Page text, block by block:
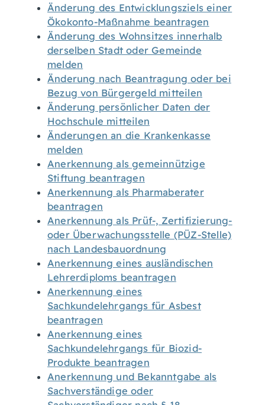
Änderung des Entwicklungsziels einer
Ökokonto-Maßnahme beantragen
Änderung des Wohnsitzes innerhalb
derselben Stadt oder Gemeinde
melden
Änderung nach Beantragung oder bei
Bezug von Bürgergeld mitteilen
Änderung persönlicher Daten der
Hochschule mitteilen
Änderungen an die Krankenkasse
melden
Anerkennung als gemeinnützige
Stiftung beantragen
Anerkennung als Pharmaberater
beantragen
Anerkennung als Prüf-, Zertifizierung-
oder Überwachungsstelle (PÜZ-Stelle)
nach Landesbauordnung
Anerkennung eines ausländischen
Lehrerdiploms beantragen
Anerkennung eines
Sachkundelehrgangs für Asbest
beantragen
Anerkennung eines
Sachkundelehrgangs für Biozid-
Produkte beantragen
Anerkennung und Bekanntgabe als
Sachverständige oder